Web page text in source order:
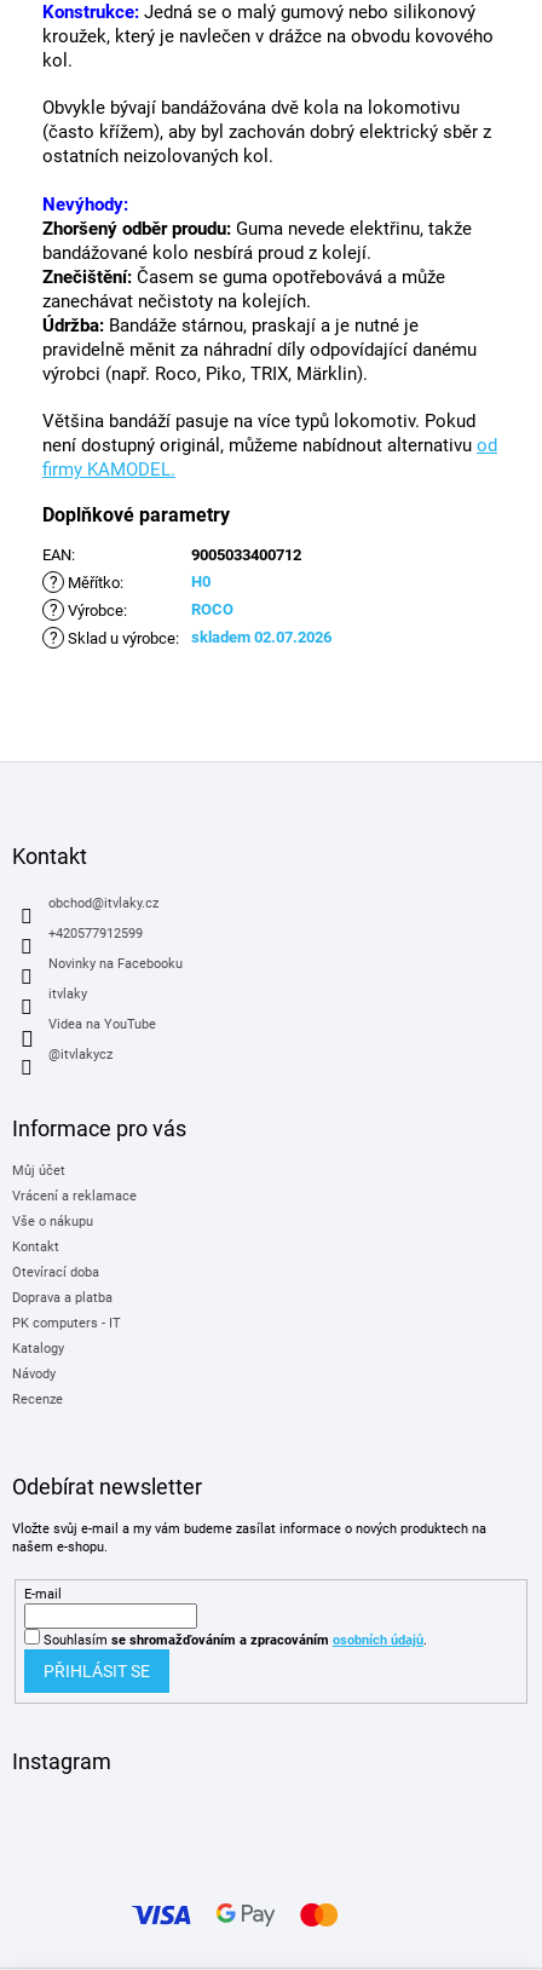
Konstrukce: Jedná se o malý gumový nebo silikonový
kroužek, který je navlečen v drážce na obvodu kovového
kol.
Obvykle bývají bandážována dvě kola na lokomotivu
(často křížem), aby byl zachován dobrý elektrický sběr z
ostatních neizolovaných kol.
Nevýhody:
Zhoršený odběr proudu: Guma nevede elektřinu, takže
bandážované kolo nesbírá proud z kolejí.
Znečištění: Časem se guma opotřebovává a může
zanechávat nečistoty na kolejích.
Údržba: Bandáže stárnou, praskají a je nutné je
pravidelně měnit za náhradní díly odpovídající danému
výrobci (např. Roco, Piko, TRIX, Märklin).
Většina bandáží pasuje na více typů lokomotiv. Pokud
není dostupný originál, můžeme nabídnout alternativu od
firmy KAMODEL.
Doplňkové parametry
EAN: 9005033400712
? Měřítko: H0
? Výrobce: ROCO
? Sklad u výrobce: skladem 02.07.2026
Kontakt
obchod@itvlaky.cz
+420577912599
Novinky na Facebooku
itvlaky
Videa na YouTube
@itvlakycz
Informace pro vás
Můj účet
Vrácení a reklamace
Vše o nákupu
Kontakt
Otevírací doba
Doprava a platba
PK computers - IT
Katalogy
Návody
Recenze
Odebírat newsletter
Vložte svůj e-mail a my vám budeme zasílat informace o nových produktech na
našem e-shopu.
E-mail
Souhlasím se shromažďováním a zpracováním osobních údajů.
PŘIHLÁSIT SE
Instagram